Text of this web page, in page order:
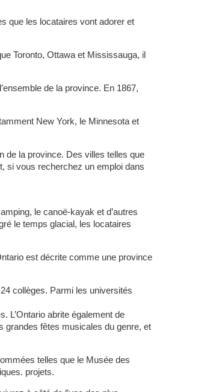
que les locataires vont adorer et
Toronto, Ottawa et Mississauga, il
de la province. En 1867,
New York, le Minnesota et
de la province. Des villes telles que
si vous recherchez un emploi dans
le canoë-kayak et d’autres
le temps glacial, les locataires
est décrite comme une province
collèges. Parmi les universités
L’Ontario abrite également de
grandes fêtes musicales du genre, et
telles que le Musée des
projets.